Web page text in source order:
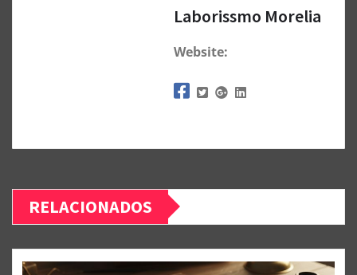
Laborissmo Morelia
Website:
RELACIONADOS